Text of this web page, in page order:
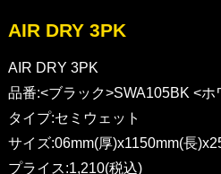
AIR DRY 3PK
AIR DRY 3PK
品番:<ブラック>SWA105BK <ホ
タイプ:セミウェット
サイズ:06mm(厚)x1150mm(長
プライス:1,210(税込)